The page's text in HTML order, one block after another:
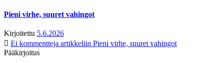
Pieni virhe, suuret vahingot
Kirjoitettu 5.6.2026
Ei kommentteja artikkeliin Pieni virhe, suuret vahingot
Pääkirjoitus